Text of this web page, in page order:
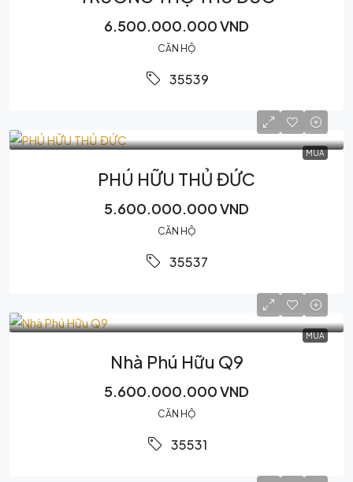
6.500.000.000 VND
CĂN HỘ
35539
MUA
PHÚ HỮU THỦ ĐỨC
5.600.000.000 VND
CĂN HỘ
35537
MUA
Nhà Phú Hữu Q9
5.600.000.000 VND
CĂN HỘ
35531